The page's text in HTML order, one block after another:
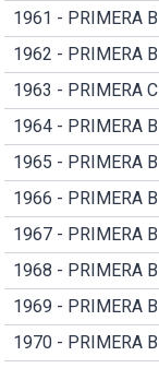
1961 - PRIMERA B
1962 - PRIMERA B
1963 - PRIMERA C
1964 - PRIMERA B
1965 - PRIMERA B
1966 - PRIMERA B
1967 - PRIMERA B
1968 - PRIMERA B
1969 - PRIMERA B
1970 - PRIMERA B